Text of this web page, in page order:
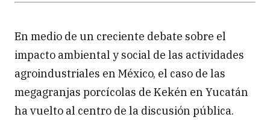
En medio de un creciente debate sobre el
impacto ambiental y social de las actividades
agroindustriales en México, el caso de las
megagranjas porcícolas de Kekén en Yucatán
ha vuelto al centro de la discusión pública.